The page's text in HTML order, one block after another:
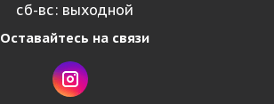
сб-вс: выходной
Оставайтесь на связи